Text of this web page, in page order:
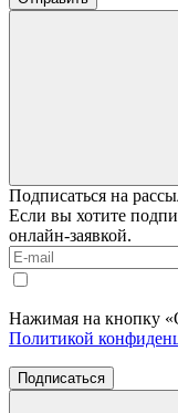
Подписаться на
Если вы хотите
онлайн-заявкой.
Нажимая на кнопку
Политикой
Подписаться